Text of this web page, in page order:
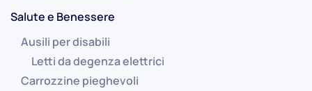
Salute e Benessere
Ausili per disabili
Letti da degenza elettrici
Carrozzine pieghevoli